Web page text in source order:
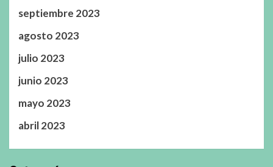
septiembre 2023
agosto 2023
julio 2023
junio 2023
mayo 2023
abril 2023